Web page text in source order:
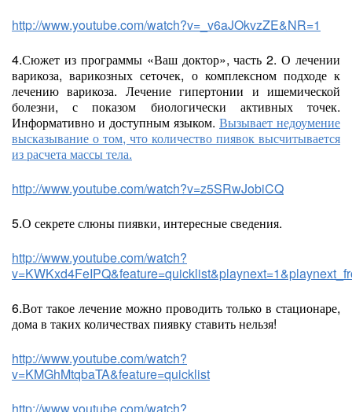
http://www.youtube.com/watch?v=_v6aJOkvzZE&NR=1
4.Сюжет из программы «Ваш доктор», часть 2. О лечении
варикоза, варикозных сеточек, о комплексном подходе к
лечению варикоза. Лечение гипертонии и ишемической
болезни, с показом биологически активных точек.
Информативно и доступным языком. Вызывает недоумение
высказывание о том, что количество пиявок высчитывается
из расчета массы тела.
http://www.youtube.com/watch?v=z5SRwJobiCQ
5.О секрете слюны пиявки, интересные сведения.
http://www.youtube.com/watch?
6.Вот такое лечение можно проводить только в стационаре,
дома в таких количествах пиявку ставить нельзя!
http://www.youtube.com/watch?
v=KMGhMtqbaTA&feature=quicklist